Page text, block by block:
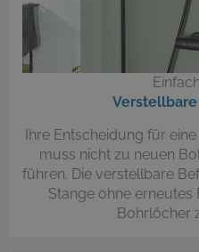
Ihre Entscheidung für
muss nicht zu neuen
führen. Die verstellbare
Stange ohne
Bohrlöcher